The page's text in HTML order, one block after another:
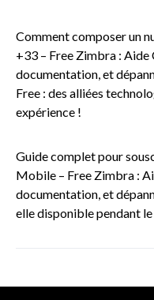
Comment composer un
+33 – Free Zimbra : Aide
documentation, et
Free : des alliées
expérience !
Guide complet pour
Mobile – Free Zimbra :
documentation, et
elle disponible pendant